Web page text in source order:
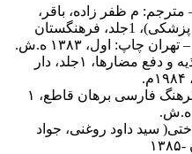
مترجم: م ظفر زاده، باقر،
الصيدنة في الطب (داروشناسی در پزشکی)، 1جلد، فرهنگستان
چاپ: اول، ۱۳۸۳ ه.ش.
– رازی، محمد بن زكريا، منافع الأغذيه و دفع مضارها، ۱جلد، دار
– ابن خلف تبریزی، محمد حسین، فرهنگ فارسی برهان قاطع، ۱
سید داود روغنی، جواد